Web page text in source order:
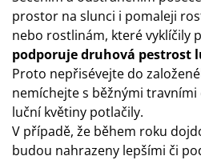
prostor na slunci i pomaleji
nebo rostlinám, které vyklíčily
podporuje druhová pestrost
Proto nepřisévejte do
nemíchejte s běžnými travními
luční květiny potlačily.
V případě, že během roku
budou nahrazeny lepšími či